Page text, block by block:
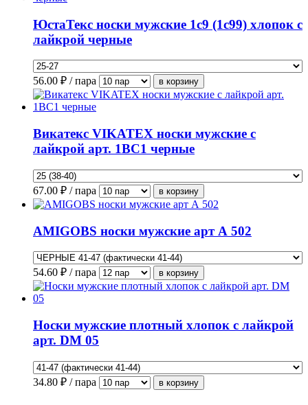
ЮстаТекс носки мужские 1с9 (1с99) хлопок с
лайкрой черные
56.00 ₽ / пара
Викатекс VIKATEX носки мужские с
лайкрой арт. 1ВС1 черные
67.00 ₽ / пара
AMIGOBS носки мужские арт А 502
54.60 ₽ / пара
Носки мужские плотный хлопок с лайкрой
арт. DM 05
34.80 ₽ / пара